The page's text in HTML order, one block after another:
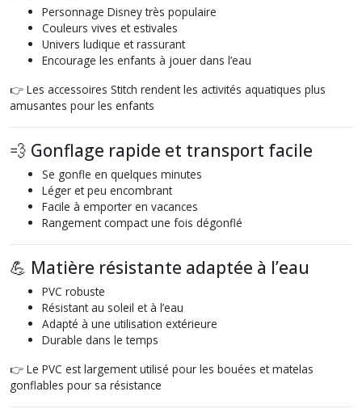
Personnage Disney très populaire
Couleurs vives et estivales
Univers ludique et rassurant
Encourage les enfants à jouer dans l’eau
👉 Les accessoires Stitch rendent les activités aquatiques plus
amusantes pour les enfants
💨 Gonflage rapide et transport facile
Se gonfle en quelques minutes
Léger et peu encombrant
Facile à emporter en vacances
Rangement compact une fois dégonflé
💪 Matière résistante adaptée à l’eau
PVC robuste
Résistant au soleil et à l’eau
Adapté à une utilisation extérieure
Durable dans le temps
👉 Le PVC est largement utilisé pour les bouées et matelas
gonflables pour sa résistance